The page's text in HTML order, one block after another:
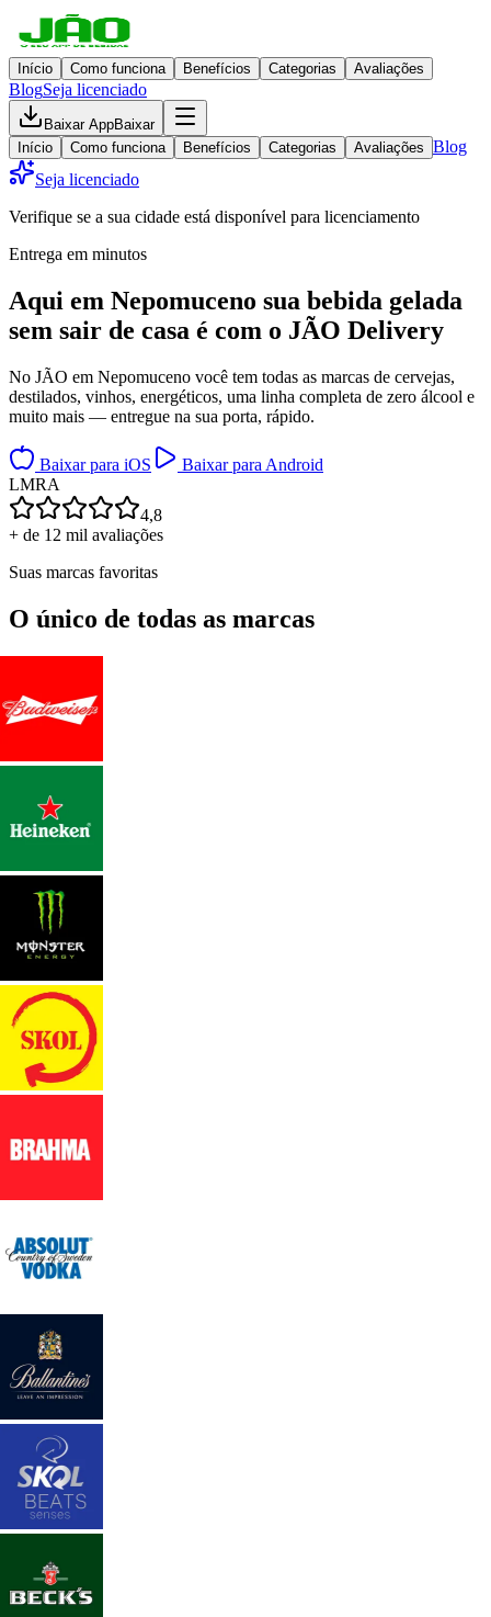
Início Como funciona Benefícios Categorias Avaliações
BlogSeja licenciado
Baixar AppBaixar
Início
Como funciona Benefícios Categorias Avaliações Blog
Seja licenciado
Verifique se a sua cidade está disponível para licenciamento
Entrega em minutos
Aqui em Nepomuceno sua bebida gelada
sem sair de casa é com o JÃO Delivery
No JÃO em Nepomuceno você tem todas as marcas de cervejas,
destilados, vinhos, energéticos, uma linha completa de zero álcool e
muito mais — entregue na sua porta, rápido.
Baixar para iOS
Baixar para Android
LMRA
4,8
+ de 12 mil avaliações
Suas marcas favoritas
O único de todas as marcas